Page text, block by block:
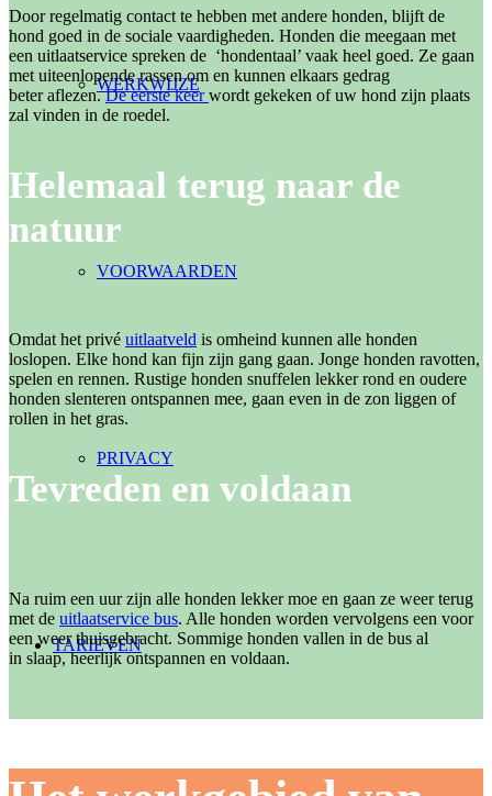
WERKWIJZE
VOORWAARDEN
PRIVACY
TARIEVEN
Door regelmatig contact te hebben met andere honden, blijft de
hond goed in de sociale vaardigheden. Honden die meegaan met
een uitlaatservice spreken de ‘hondentaal’ vaak heel goed. Ze gaan
met uiteenlopende rassen om en kunnen elkaars gedrag
beter aflezen.De eerste keerwordt gekeken of uw hond zijn plaats
zal vinden in de roedel.
Helemaal terug naar de
natuur
Omdat het privé uitlaatveld is omheind kunnen alle honden
loslopen. Elke hond kan fijn zijn gang gaan. Jonge honden ravotten,
spelen en rennen. Rustige honden snuffelen lekker rond en oudere
honden slenteren ontspannen mee, gaan even in de zon liggen of
rollen in het gras.
Tevreden en voldaan
Na ruim een uur zijn alle honden lekker moe en gaan ze weer terug
met de uitlaatservice bus. Alle honden worden vervolgens een voor
een weer thuisgebracht. Sommige honden vallen in de bus al
in slaap, heerlijk ontspannen en voldaan.